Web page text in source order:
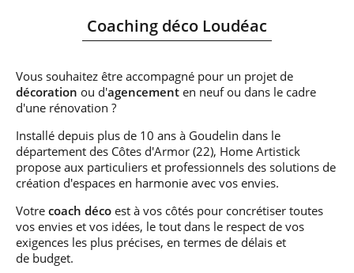
Coaching déco Loudéac
Vous souhaitez être accompagné pour un projet de
décoration ou d'agencement en neuf ou dans le cadre
d'une rénovation ?
Installé depuis plus de 10 ans à Goudelin dans le
département des Côtes d'Armor (22), Home Artistick
propose aux particuliers et professionnels des solutions de
création d'espaces en harmonie avec vos envies.
Votre coach déco est à vos côtés pour concrétiser toutes
vos envies et vos idées, le tout dans le respect de vos
exigences les plus précises, en termes de délais et
de budget.